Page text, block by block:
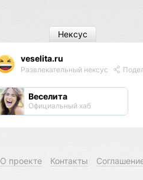
veselita.ru
Развлекательный нексус
Веселита
Официальный хаб
Нексус
О проекте Контакты